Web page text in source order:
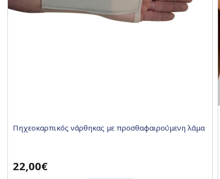
Πηχεοκαρπικός νάρθηκας με προσθαφαιρούμενη λάμα
22,00€